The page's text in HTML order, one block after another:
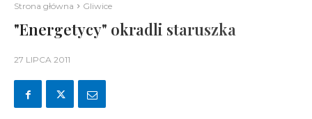
Strona główna Gliwice
"Energetycy" okradli staruszka
27 LIPCA 2011